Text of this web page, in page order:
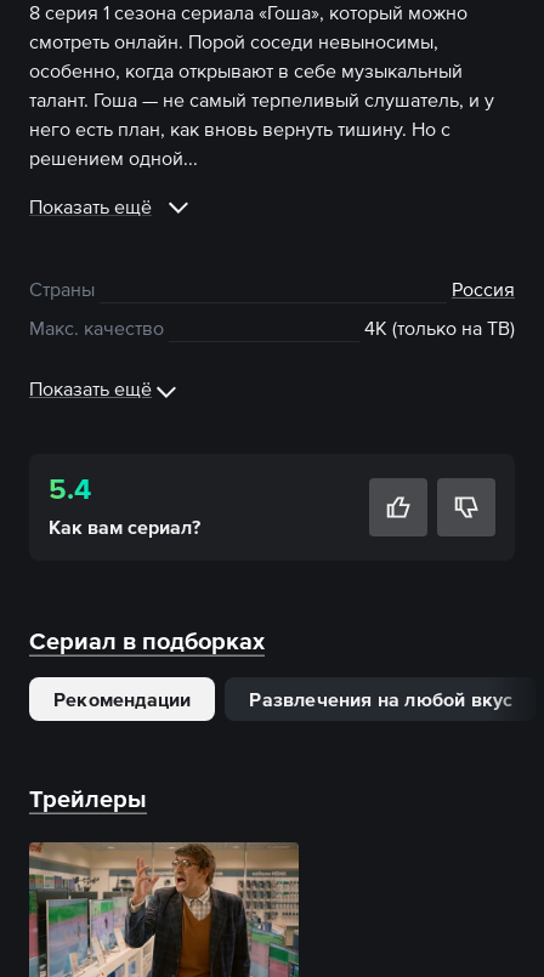
8 серия 1 сезона сериала «Гоша», который можно
смотреть онлайн. Порой соседи невыносимы,
особенно, когда открывают в себе музыкальный
талант. Гоша — не самый терпеливый слушатель, и у
него есть план, как вновь вернуть тишину. Но с
решением одной...
Показать ещё
Страны
Россия
Макс. качество
4К (только на ТВ)
Показать ещё
5.4
Как вам сериал?
Сериал в подборках
Рекомендации Развлечения на любой вкус
Трейлеры